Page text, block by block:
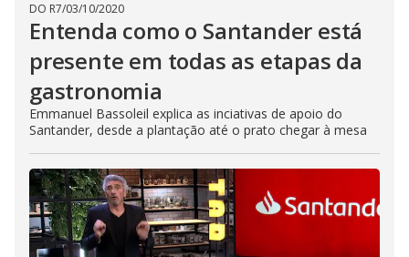
DO R7/03/10/2020
Entenda como o Santander está
presente em todas as etapas da
gastronomia
Emmanuel Bassoleil explica as inciativas de apoio do
Santander, desde a plantação até o prato chegar à mesa